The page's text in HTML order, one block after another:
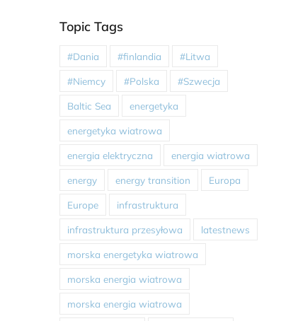
Topic Tags
#Dania #finlandia #Litwa
#Niemcy #Polska #Szwecja
Baltic Sea energetyka
energetyka wiatrowa
energia elektryczna energia wiatrowa
energy energy transition Europa
Europe infrastruktura
infrastruktura przesyłowa latestnews
morska energetyka wiatrowa
morska energia wiatrowa
morska energia wiatrowa